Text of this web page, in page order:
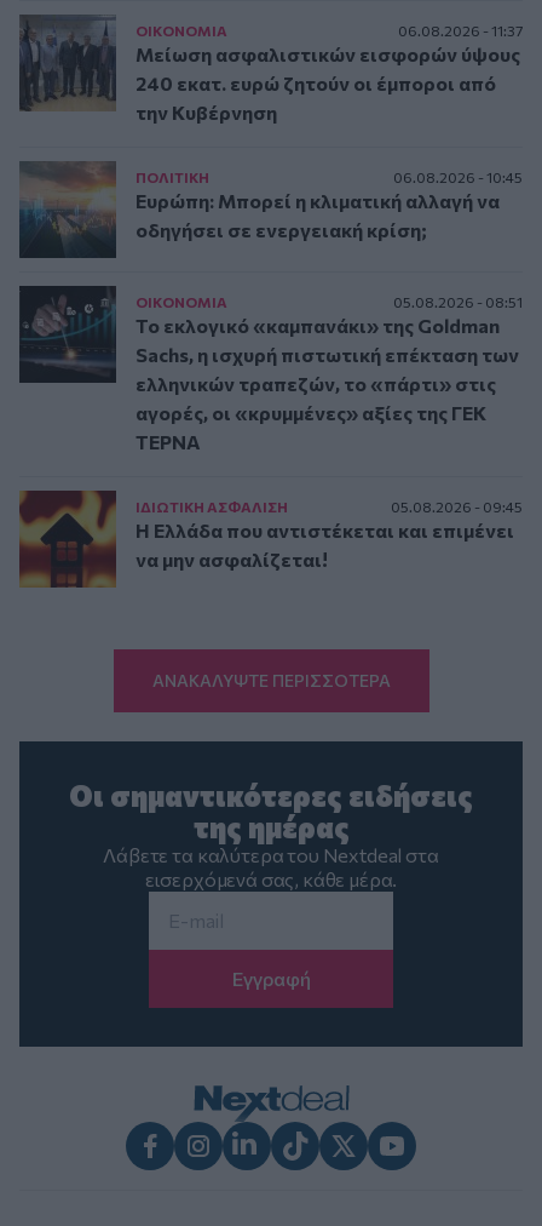
ΟΙΚΟΝΟΜΙΑ 06.08.2026 - 11:37
Μείωση ασφαλιστικών εισφορών ύψους
240 εκατ. ευρώ ζητούν οι έμποροι από
την Κυβέρνηση
ΠΟΛΙΤΙΚΗ 06.08.2026 - 10:45
Ευρώπη: Μπορεί η κλιματική αλλαγή να
οδηγήσει σε ενεργειακή κρίση;
ΟΙΚΟΝΟΜΙΑ 05.08.2026 - 08:51
Το εκλογικό «καμπανάκι» της Goldman
Sachs, η ισχυρή πιστωτική επέκταση των
ελληνικών τραπεζών, το «πάρτι» στις
αγορές, οι «κρυμμένες» αξίες της ΓΕΚ
ΤΕΡΝΑ
ΙΔΙΩΤΙΚΗ ΑΣΦAΛΙΣΗ 05.08.2026 - 09:45
Η Ελλάδα που αντιστέκεται και επιμένει
να μην ασφαλίζεται!
ΑΝΑΚΑΛΥΨΤΕ ΠΕΡΙΣΣΟΤΕΡΑ
Οι σημαντικότερες ειδήσεις
της ημέρας
Λάβετε τα καλύτερα του Nextdeal στα
εισερχόμενά σας, κάθε μέρα.